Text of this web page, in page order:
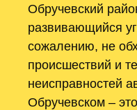
Обручевский
развивающийся
сожалению, не
происшествий и
неисправностей
Обручевском –